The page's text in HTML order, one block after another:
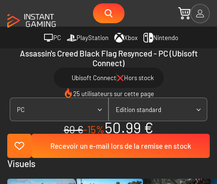
PC PlayStation Xbox Nintendo
Assassin's Creed Black Flag Resynced - PC (Ubisoft
Connect)
Ubisoft Connect Hors stock
25 utilisateurs sur cette page
PC Edition standard
60 €-15%50.99 €
Recevoir un e-mail lors de la remise en stock
Visuels